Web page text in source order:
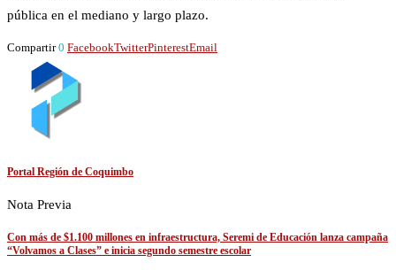
pública en el mediano y largo plazo.
Compartir 0 FacebookTwitterPinterestEmail
Portal Región de Coquimbo
Nota Previa
Con más de $1.100 millones en infraestructura, Seremi de Educación lanza campaña
“Volvamos a Clases” e inicia segundo semestre escolar